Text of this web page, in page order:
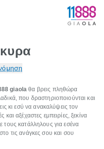
giaola θα βρεις πληθώρα
που δραστηριοποιούνται και
κι εσύ να ανακαλύψεις τον
αξέχαστες εμπειρίες, ξεκίνα
τους κατάλληλους για εσένα
τις ανάγκες σου και σου